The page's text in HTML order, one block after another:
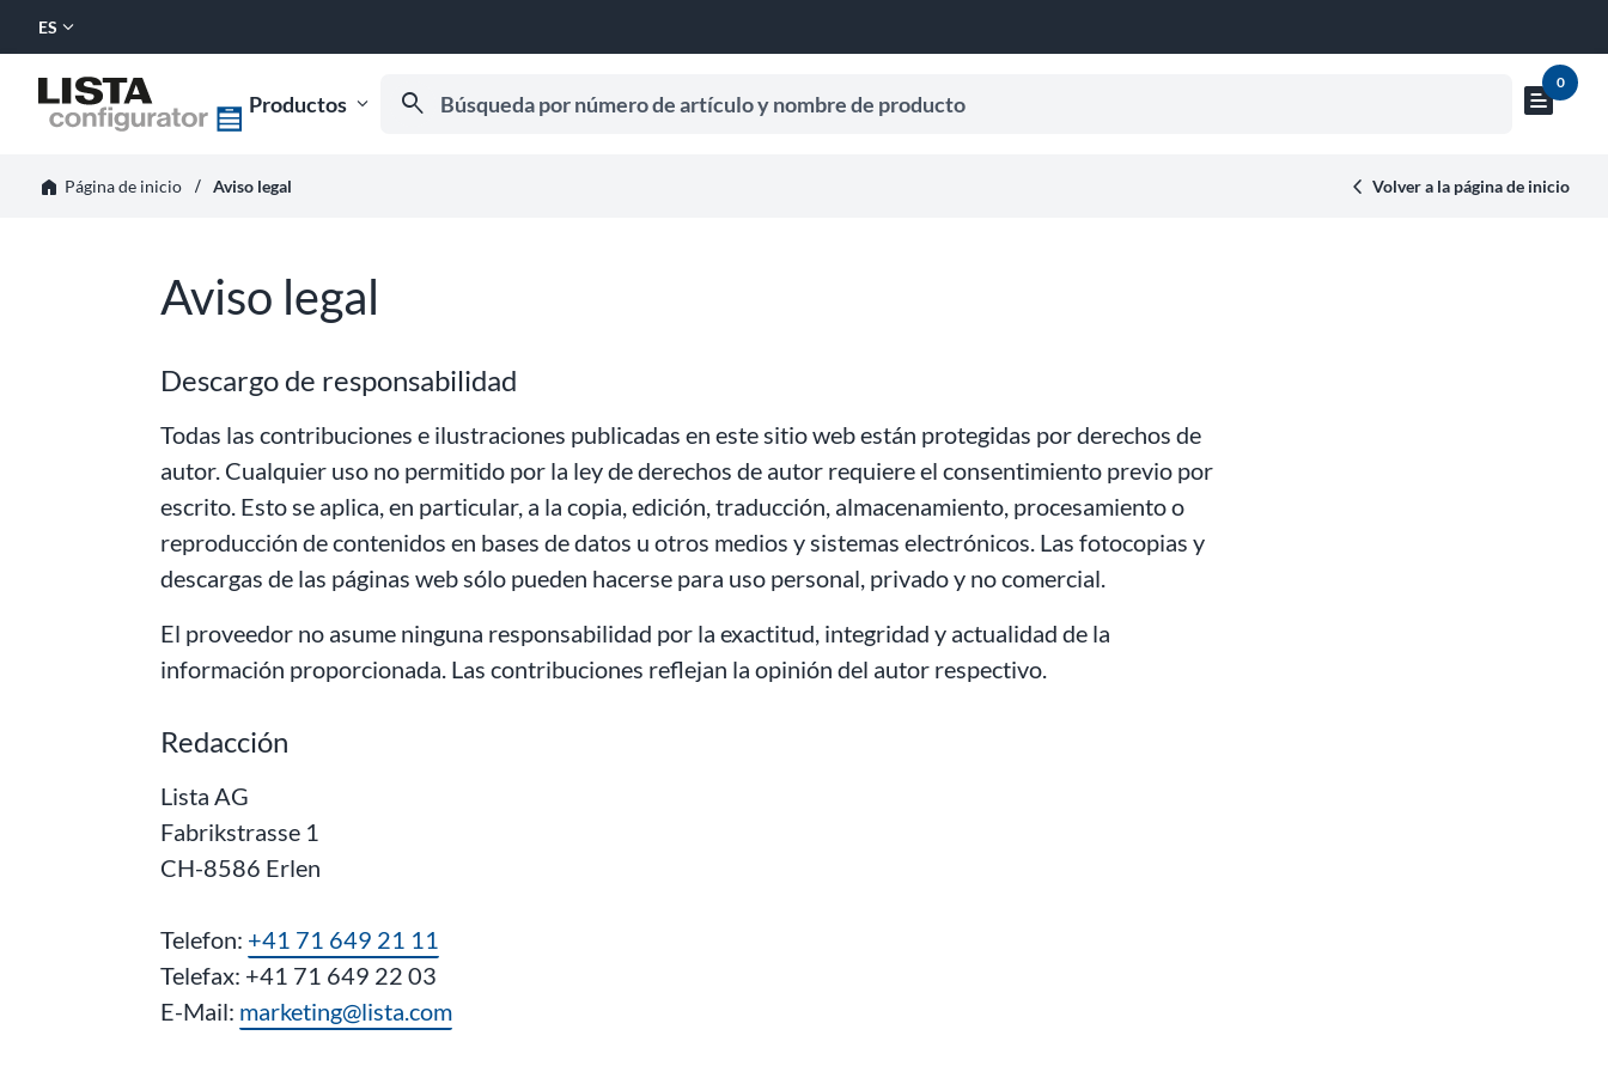
SELECCIONAR
ES expand_more
Productos expand_more Búsqueda por número de artículo y nombre de producto
search
Mostrar
text_snippet0
home Página de iniciohorizontal_ruleAviso legal Volver a la página de inicio
Aviso legal
Descargo de responsabilidad
Todas las contribuciones e ilustraciones publicadas en este sitio web están protegidas por derechos de
autor. Cualquier uso no permitido por la ley de derechos de autor requiere el consentimiento previo por
escrito. Esto se aplica, en particular, a la copia, edición, traducción, almacenamiento, procesamiento o
reproducción de contenidos en bases de datos u otros medios y sistemas electrónicos. Las fotocopias y
descargas de las páginas web sólo pueden hacerse para uso personal, privado y no comercial.
El proveedor no asume ninguna responsabilidad por la exactitud, integridad y actualidad de la
información proporcionada. Las contribuciones reflejan la opinión del autor respectivo.
Redacción
Lista AG
Fabrikstrasse 1
CH-8586 Erlen
Telefon: +41 71 649 21 11
Telefax: +41 71 649 22 03
E-Mail: marketing@lista.com